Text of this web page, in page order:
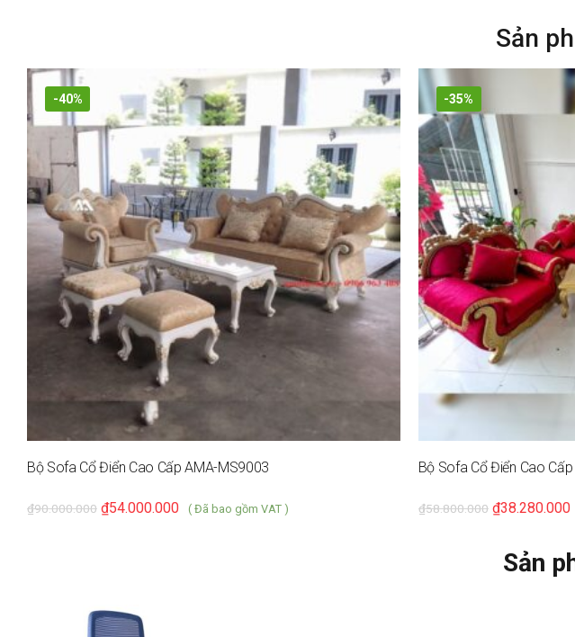
Sản
-40%
Bộ Sofa Cổ Điển Cao Cấp AMA-MS9003
90.000.000
₫ 54.000.000
₫ ( Đã bao gồm VAT )
-35%
Bộ Sofa Cổ Điển Cao
58.800.000
₫ 38.280.000
₫
Sản